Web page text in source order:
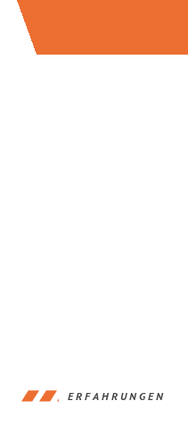
ERFAHRUNGEN